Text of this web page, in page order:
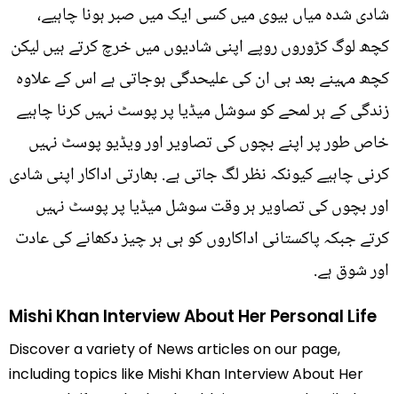
شادی شدہ میاں بیوی میں کسی ایک میں صبر ہونا چاہیے،
کچھ لوگ کڑوروں روپے اپنی شادیوں میں خرچ کرتے ہیں لیکن
کچھ مہینے بعد ہی ان کی علیحدگی ہوجاتی ہے اس کے علاوہ
زندگی کے ہر لمحے کو سوشل میڈیا پر پوسٹ نہیں کرنا چاہیے
خاص طور پر اپنے بچوں کی تصاویر اور ویڈیو پوسٹ نہیں
کرنی چاہیے کیونکہ نظر لگ جاتی ہے. بھارتی اداکار اپنی شادی
اور بچوں کی تصاویر ہر وقت سوشل میڈیا پر پوسٹ نہیں
کرتے جبکہ پاکستانی اداکاروں کو ہی ہر چیز دکھانے کی عادت
اور شوق ہے.
Mishi Khan Interview About Her Personal Life
Discover a variety of News articles on our page,
including topics like Mishi Khan Interview About Her